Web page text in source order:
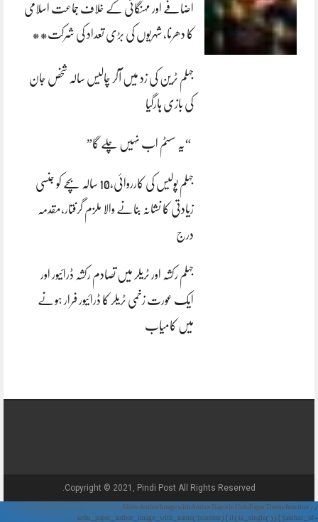
اضافے اور مہنگائی کے خلاف جماعت اسلامی
کا دھرنا، شہریوں کی بڑی تعداد کی شرکت**
جہلم ٹرین کی زد میں آکر چالیس سالہ شخص جان
کی بازی ہارگیا
“یہ سسٹم اب نہیں چلے گا”
جہلم پولیس کی کارروائی،10 سالہ بچے کو جنسی
زیادتی کا نشانہ بنانے والا ملزم گرفتار،مقدمہ
درج
جہلم رکشہ اور ٹریلر میں تصادم رکشہ ڈرائیور اور
ایک عورت زخمی ٹریلر کا ڈرائیور فرار ہونے
میں کامیاب
Copyright © 2021, Pindi Post All Rights Reserved.
// Show Author Image with Author Name in UrduPaper Theme function
urdu_paper_author_image_with_name($content) { if (is_single()) { $author_id =